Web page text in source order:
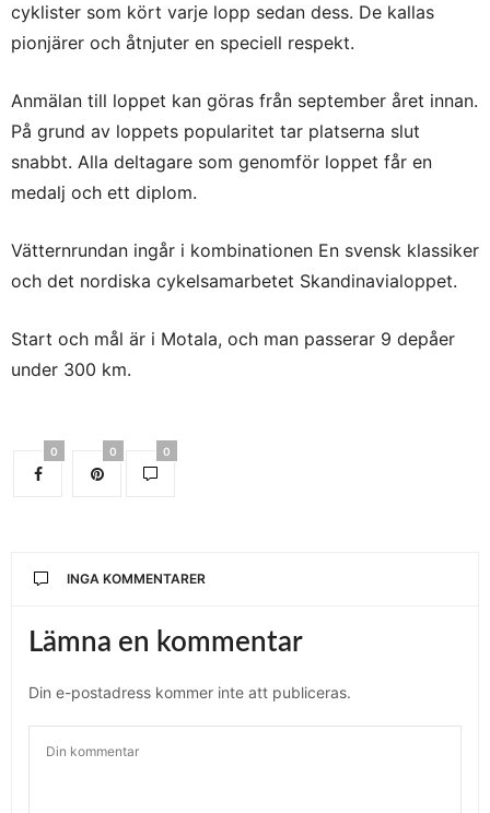
cyklister som kört varje lopp sedan dess. De kallas
pionjärer och åtnjuter en speciell respekt.
Anmälan till loppet kan göras från september året innan.
På grund av loppets popularitet tar platserna slut
snabbt. Alla deltagare som genomför loppet får en
medalj och ett diplom.
Vätternrundan ingår i kombinationen En svensk klassiker
och det nordiska cykelsamarbetet Skandinavialoppet.
Start och mål är i Motala, och man passerar 9 depåer
under 300 km.
0 0 0
INGA KOMMENTARER
Lämna en kommentar
Din e-postadress kommer inte att publiceras.